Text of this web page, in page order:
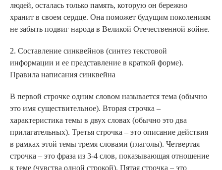
людей, осталась только память, которую он бережно
хранит в своем сердце. Она поможет будущим поколениям
не забыть подвиг народа в Великой Отечественной войне.
2. Составление синквейнов (синтез текстовой
информации и ее представление в краткой форме).
Правила написания синквейна
В первой строчке одним словом называется тема (обычно
это имя существительное). Вторая строчка –
характеристика темы в двух словах (обычно это два
прилагательных). Третья строчка – это описание действия
в рамках этой темы тремя словами (глаголы). Четвертая
строчка – это фраза из 3-4 слов, показывающая отношение
к теме (чувства одной строкой). Пятая строчка – это